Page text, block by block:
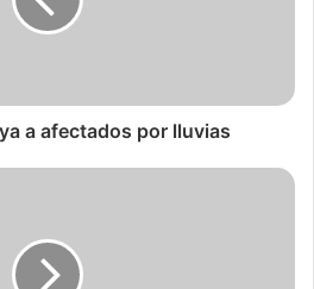
a afectados por lluvias